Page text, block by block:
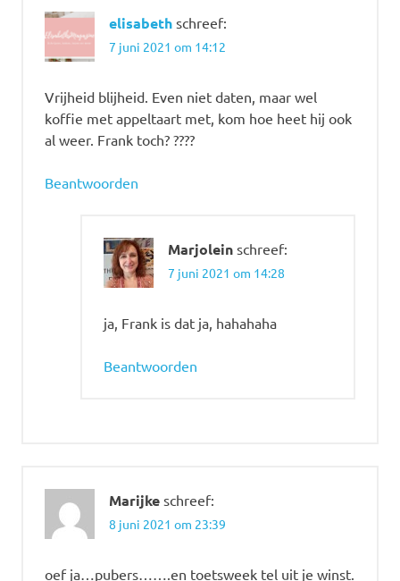
elisabeth schreef:
7 juni 2021 om 14:12
Vrijheid blijheid. Even niet daten, maar wel
koffie met appeltaart met, kom hoe heet hij ook
al weer. Frank toch? ????
Beantwoorden
Marjolein schreef:
7 juni 2021 om 14:28
ja, Frank is dat ja, hahahaha
Beantwoorden
Marijke schreef:
8 juni 2021 om 23:39
oef ja…pubers…….en toetsweek tel uit je winst.